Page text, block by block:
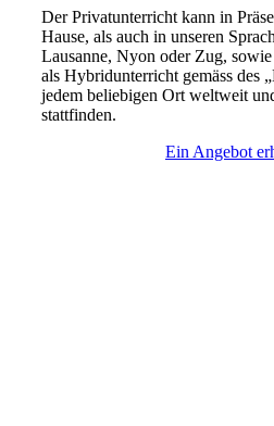
Der Privatunterricht kann in
Hause, als auch in unseren
Lausanne, Nyon oder Zug,
als Hybridunterricht gemäss des
jedem beliebigen Ort weltweit
stattfinden.
Ein Angebot